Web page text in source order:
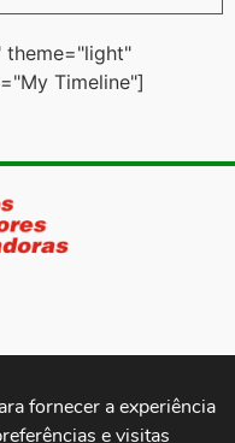
theme="light"
Timeline"]
fornecer a experiência
e visitas